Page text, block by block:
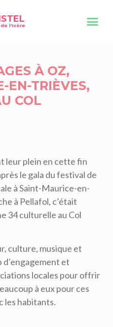
l'Isère
À OZ,
EN-TRIÈVES,
COL
leur plein en cette fin
le gala du festival de
à Saint-Maurice-en-
à Pellafol, c’était
34 culturelle au Col
culture, musique et
et
locales pour offrir
à eux pour ces
les habitants.